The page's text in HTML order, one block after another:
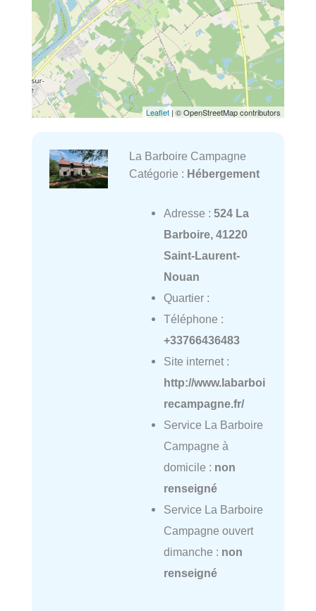
Leaflet | © OpenStreetMap contributors
La Barboire Campagne
Catégorie : Hébergement
Adresse : 524 La
Barboire, 41220
Saint-Laurent-
Nouan
Quartier :
Téléphone :
+33766436483
Site internet :
http://www.labarboi
recampagne.fr/
Service La Barboire
Campagne à
domicile : non
renseigné
Service La Barboire
Campagne ouvert
dimanche : non
renseigné